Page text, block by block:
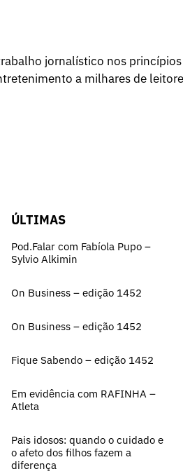
jornalístico nos princípios
a milhares de
ÚLTIMAS
Pod.Falar com Fabíola Pupo –
Sylvio Alkimin
On Business – edição 1452
On Business – edição 1452
Fique Sabendo – edição 1452
Em evidência com RAFINHA –
Atleta
Pais idosos: quando o cuidado e
o afeto dos filhos fazem a
diferença